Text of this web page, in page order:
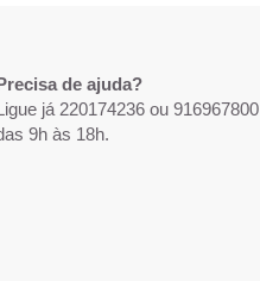
de ajuda?
já 220174236 ou 916967800
9h às 18h.